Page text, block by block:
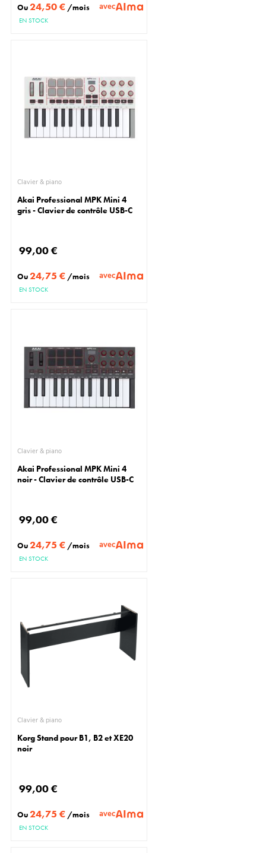
Ou24,50 € /mois avec
EN STOCK
Clavier & piano
Akai Professional MPK Mini 4
gris - Clavier de contrôle USB-C
99,00 €
Ou24,75 € /mois avec
EN STOCK
Clavier & piano
Akai Professional MPK Mini 4
noir - Clavier de contrôle USB-C
99,00 €
Ou24,75 € /mois avec
EN STOCK
Clavier & piano
Korg Stand pour B1, B2 et XE20
noir
99,00 €
Ou24,75 € /mois avec
EN STOCK